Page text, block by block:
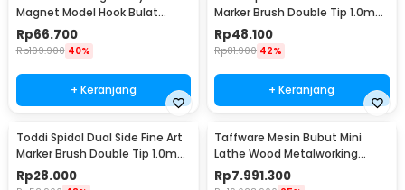
Magnet Model Hook Bulat
48mm 80kg - LNM48-3
Rp66.700
Rp109.900 40%
+ Keranjang
Marker Brush Double Tip 1.0mm
6.0mm 48 Warna - CY-006
Rp48.100
Rp81.900 42%
+ Keranjang
Toddi Spidol Dual Side Fine Art
Marker Brush Double Tip 1.0mm
6.0mm 24 Warna - CY-006
Rp28.000
Taffware Mesin Bubut Mini
Lathe Wood Metalworking
550W - MX-0618
Rp7.991.300